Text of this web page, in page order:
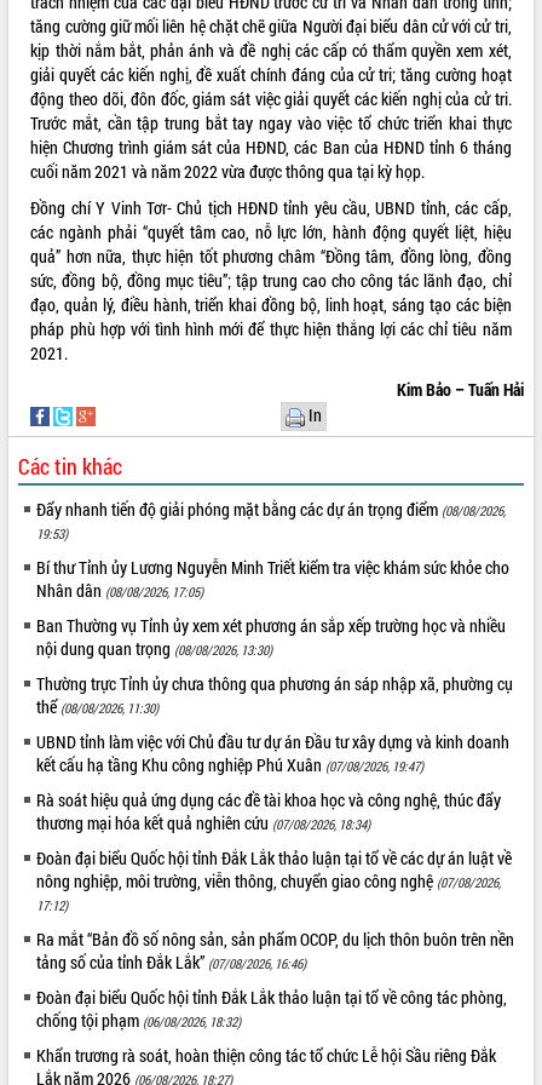
Định vị cà phê Việt Nam như một “di
sản sống” trong dòng chảy toàn cầu
Xây dựng nông thôn mới: Nâng cao đời
sống người dân từ những mô hình thiết
thực
Quyết liệt tháo gỡ vướng mắc, đẩy
nhanh tiến độ các dự án trọng điểm
Hòn Yến phát triển du lịch gắn với bảo
tồn biển
Lấy ý kiến điều chỉnh Quy hoạch tỉnh
Đắk Lắk thời kỳ 2021-2030, tầm nhìn
đến năm 2050
Phát động chiến dịch 30 ngày đêm
Đắk Lắk nỗ lực thúc đẩy tăng trưởng
kinh tế từ 10% trở lên trong Quý
II/2026
Đắk Lắk ký kết thỏa thuận hợp tác về
chuyển đổi số giai đoạn 2026 – 2030
với Tập đoàn Bưu chính Viễn thông
Việt Nam
Thứ trưởng Bộ Y tế làm việc với tỉnh
Đắk Lắk về phát triển nhân lực y tế
cho trạm y tế cấp xã
Du lịch Đắk Lắk nâng tầm trải nghiệm
du khách thông qua Hệ thống cơ sở dữ
liệu và Bản đồ số
Tập huấn ứng dụng trí tuệ nhân tạo (AI)
trong thương mại điện tử năm 2026
Đoàn đại biểu Quốc hội tỉnh Đắk Lắk
trao đổi thông tin trước Kỳ họp thứ
nhất, Quốc hội khóa XVI
Quyết liệt cải cách hành chính, khơi
thông nguồn lực phát triển
Nâng cao hiệu lực, hiệu quả HĐND
Xã Ea Phê gắn cải cách hành chính với
chuyển đổi số
Phó Chủ tịch Thường trực UBND tỉnh
tăng cường giữ mối liên hệ chặt chẽ giữa Người đại biểu dân cử với cử tri,
kịp thời nắm bắt, phản ánh và đề nghị các cấp có thẩm quyền xem xét,
giải quyết các kiến nghị, đề xuất chính đáng của cử tri; tăng cường hoạt
động theo dõi, đôn đốc, giám sát việc giải quyết các kiến nghị của cử tri.
Trước mắt, cần tập trung bắt tay ngay vào việc tổ chức triển khai thực
hiện Chương trình giám sát của HĐND, các Ban của HĐND tỉnh 6 tháng
cuối năm 2021 và năm 2022 vừa được thông qua tại kỳ họp.
Đồng chí Y Vinh Tơr- Chủ tịch HĐND tỉnh yêu cầu, UBND tỉnh, các cấp,
các ngành phải “quyết tâm cao, nỗ lực lớn, hành động quyết liệt, hiệu
quả” hơn nữa, thực hiện tốt phương châm “Đồng tâm, đồng lòng, đồng
sức, đồng bộ, đồng mục tiêu”; tập trung cao cho công tác lãnh đạo, chỉ
đạo, quản lý, điều hành, triển khai đồng bộ, linh hoạt, sáng tạo các biện
pháp phù hợp với tình hình mới để thực hiện thắng lợi các chỉ tiêu năm
2021.
Kim Bảo – Tuấn Hải
In
Các tin khác
Đẩy nhanh tiến độ giải phóng mặt bằng các dự án trọng điểm (08/08/2026,
19:53)
Bí thư Tỉnh ủy Lương Nguyễn Minh Triết kiểm tra việc khám sức khỏe cho
Nhân dân (08/08/2026, 17:05)
Ban Thường vụ Tỉnh ủy xem xét phương án sắp xếp trường học và nhiều
nội dung quan trọng (08/08/2026, 13:30)
Thường trực Tỉnh ủy chưa thông qua phương án sáp nhập xã, phường cụ
thể (08/08/2026, 11:30)
UBND tỉnh làm việc với Chủ đầu tư dự án Đầu tư xây dựng và kinh doanh
kết cấu hạ tầng Khu công nghiệp Phú Xuân (07/08/2026, 19:47)
Rà soát hiệu quả ứng dụng các đề tài khoa học và công nghệ, thúc đẩy
thương mại hóa kết quả nghiên cứu (07/08/2026, 18:34)
Đoàn đại biểu Quốc hội tỉnh Đắk Lắk thảo luận tại tổ về các dự án luật về
nông nghiệp, môi trường, viễn thông, chuyển giao công nghệ (07/08/2026,
17:12)
Ra mắt “Bản đồ số nông sản, sản phẩm OCOP, du lịch thôn buôn trên nền
tảng số của tỉnh Đắk Lắk” (07/08/2026, 16:46)
Đoàn đại biểu Quốc hội tỉnh Đắk Lắk thảo luận tại tổ về công tác phòng,
chống tội phạm (06/08/2026, 18:32)
Khẩn trương rà soát, hoàn thiện công tác tổ chức Lễ hội Sầu riêng Đắk
Lắk năm 2026 (06/08/2026, 18:27)